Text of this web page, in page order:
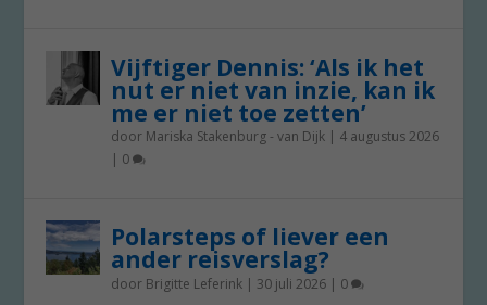
Vijftiger Dennis: ‘Als ik het
nut er niet van inzie, kan ik
me er niet toe zetten’
door Mariska Stakenburg - van Dijk | 4 augustus 2026
| 0
Polarsteps of liever een
ander reisverslag?
door Brigitte Leferink | 30 juli 2026 | 0